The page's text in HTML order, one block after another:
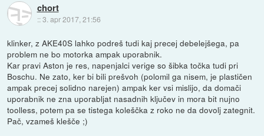
chort
::3. apr 2017, 21:56
klinker, z AKE40S lahko podreš tudi kaj precej debelejšega, pa
problem ne bo motorka ampak uporabnik.
Kar pravi Aston je res, napenjalci verige so šibka točka tudi pri
Boschu. Ne zato, ker bi bili prešvoh (polomil ga nisem, je plastičen
ampak precej solidno narejen) ampak ker vsi mislijo, da domači
uporabnik ne zna uporabljat nasadnih ključev in mora bit nujno
toolless, potem pa se tistega koleščka z roko ne da dovolj zategnit.
Pač, vzameš klešče ;)